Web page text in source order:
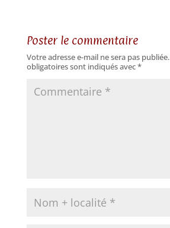
Poster le commentaire
Votre adresse e-mail ne sera pas publiée.
obligatoires sont indiqués avec*